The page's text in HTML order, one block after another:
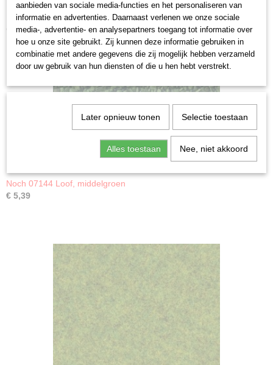
Ook interessant
Noch 07144 Loof, middelgroen
€ 5,39
aanbieden van sociale media-functies en het personaliseren van
informatie en advertenties. Daarnaast verlenen we onze sociale
media-, advertentie- en analysepartners toegang tot informatie over
hoe u onze site gebruikt. Zij kunnen deze informatie gebruiken in
combinatie met andere gegevens die zij mogelijk hebben verzameld
door uw gebruik van hun diensten of die u hen hebt verstrekt.
Later opnieuw tonen Selectie toestaan
Alles toestaan Nee, niet akkoord